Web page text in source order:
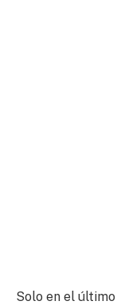
Solo en el último